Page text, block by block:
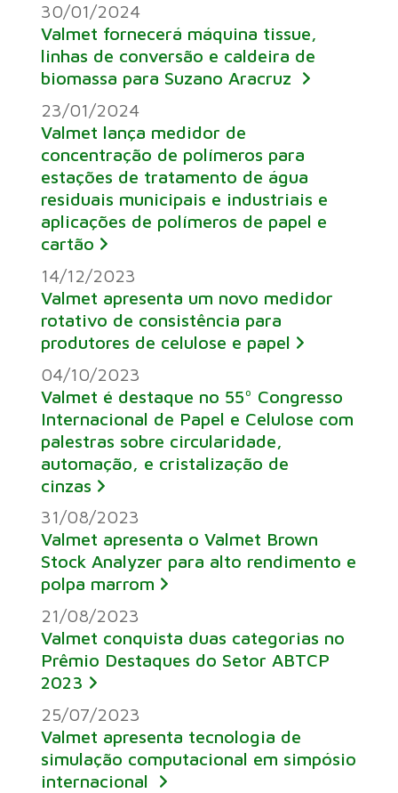
30/01/2024
Valmet fornecerá máquina tissue,
linhas de conversão e caldeira de
biomassa para Suzano Aracruz
23/01/2024
Valmet lança medidor de
concentração de polímeros para
estações de tratamento de água
residuais municipais e industriais e
aplicações de polímeros de papel e
cartão
14/12/2023
Valmet apresenta um novo medidor
rotativo de consistência para
produtores de celulose e papel
04/10/2023
Valmet é destaque no 55º Congresso
Internacional de Papel e Celulose com
palestras sobre circularidade,
automação, e cristalização de
cinzas
31/08/2023
Valmet apresenta o Valmet Brown
Stock Analyzer para alto rendimento e
polpa marrom
21/08/2023
Valmet conquista duas categorias no
Prêmio Destaques do Setor ABTCP
2023
25/07/2023
Valmet apresenta tecnologia de
simulação computacional em simpósio
internacional